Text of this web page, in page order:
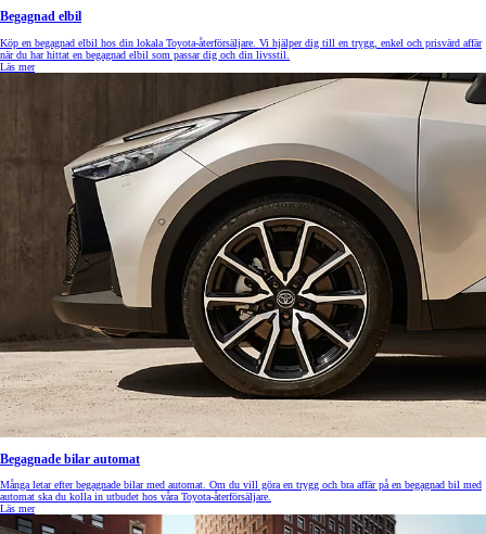
Begagnad elbil
Köp en begagnad elbil hos din lokala Toyota-återförsäljare. Vi hjälper dig till en trygg, enkel och prisvärd affär
när du har hittat en begagnad elbil som passar dig och din livsstil.
Läs mer
Begagnade bilar automat
Många letar efter begagnade bilar med automat. Om du vill göra en trygg och bra affär på en begagnad bil med
automat ska du kolla in utbudet hos våra Toyota-återförsäljare.
Läs mer